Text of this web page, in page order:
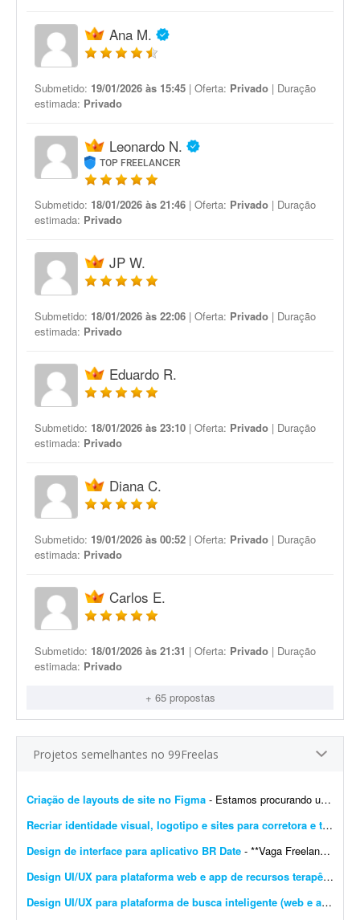
Ana M.
Submetido: 19/01/2026 às 15:45 | Oferta: Privado | Duração
estimada: Privado
Leonardo N.
TOP FREELANCER
Submetido: 18/01/2026 às 21:46 | Oferta: Privado | Duração
estimada: Privado
JP W.
Submetido: 18/01/2026 às 22:06 | Oferta: Privado | Duração
estimada: Privado
Eduardo R.
Submetido: 18/01/2026 às 23:10 | Oferta: Privado | Duração
estimada: Privado
Diana C.
Submetido: 19/01/2026 às 00:52 | Oferta: Privado | Duração
estimada: Privado
Carlos E.
Submetido: 18/01/2026 às 21:31 | Oferta: Privado | Duração
estimada: Privado
+ 65 propostas
Projetos semelhantes no 99Freelas
Criação de layouts de site no Figma - Estamos procurando um designer com experiência em UI/UX para desenvolver os layouts de um site no Figma. O projeto contempla a criação do layout da página inicial e de p...
Recriar identidade visual, logotipo e sites para corretora e transportadora
Design de interface para aplicativo BR Date - **Vaga Freelancer - Web Designer** Estamos em busca de um(a) **Web Designer Freelancer** criativo(a) e comprometido(a) para desenvolver layouts modernos e funcionais para projetos web. Projeto pa...
Design UI/UX para plataforma web e app de recursos terapêuticos infantis
Design UI/UX para plataforma de busca inteligente (web e app)